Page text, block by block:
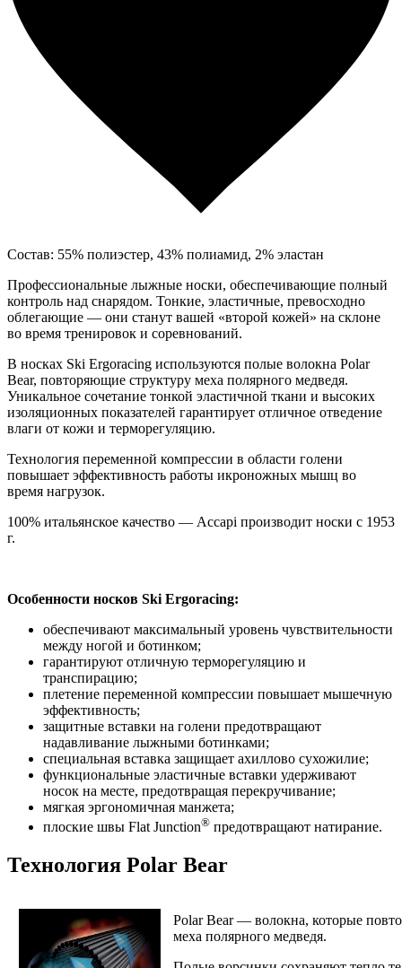
Состав: 55% полиэстер, 43% полиамид, 2% эластан
Профессиональные лыжные носки, обеспечивающие полный
контроль над снарядом. Тонкие, эластичные, превосходно
облегающие — они станут вашей «второй кожей» на склоне
во время тренировок и соревнований.
В носках Ski Ergoracing используются полые волокна Polar
Bear, повторяющие структуру меха полярного медведя.
Уникальное сочетание тонкой эластичной ткани и высоких
изоляционных показателей гарантирует отличное отведение
влаги от кожи и терморегуляцию.
Технология переменной компрессии в области голени
повышает эффективность работы икроножных мышц во
время нагрузок.
100% итальянское качество — Accapi производит носки с 1953
г.
Особенности носков Ski Ergoracing:
обеспечивают максимальный уровень чувствительности
между ногой и ботинком;
гарантируют отличную терморегуляцию и
транспирацию;
плетение переменной компрессии повышает мышечную
эффективность;
защитные вставки на голени предотвращают
надавливание лыжными ботинками;
специальная вставка защищает ахиллово сухожилие;
функциональные эластичные вставки удерживают
носок на месте, предотвращая перекручивание;
мягкая эргономичная манжета;
плоские швы Flat Junction® предотвращают натирание.
Технология Polar Bear
Polar Bear — волокна, которые
меха полярного медведя.